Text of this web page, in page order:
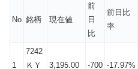
No 銘柄 現在値
前
日
比
前日比
率
1
7242
ＫＹ
3,195.00 -700 -17.97%